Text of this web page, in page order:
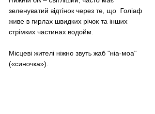
зеленуватий відтінок через те, що  Голіаф
живе в гирлах швидких річок та інших
стрімких частинах водойм.
Місцеві жителі ніжно звуть жаб "ніа-моа"
(«синочка»).